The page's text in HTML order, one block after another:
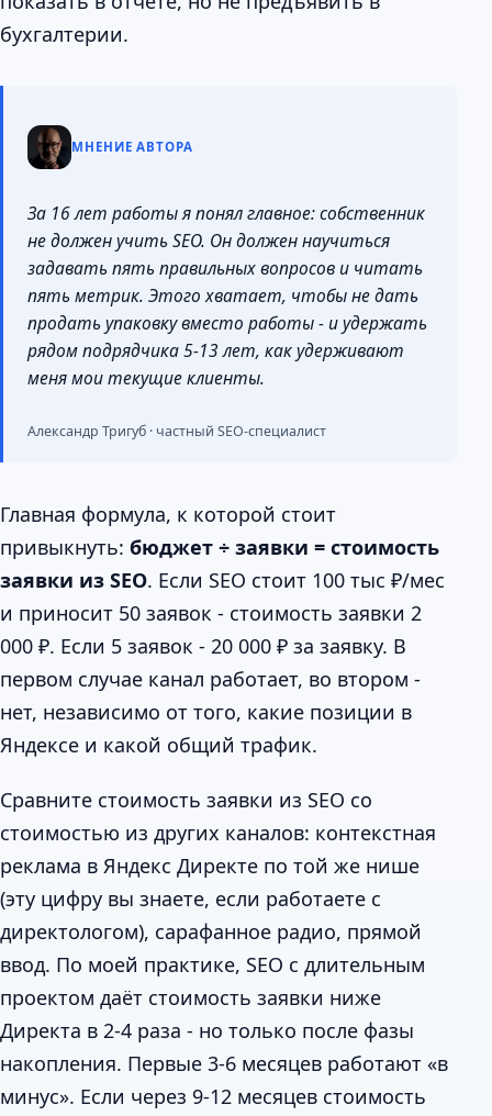
бухгалтерии.
МНЕНИЕ АВТОРА
За 16 лет работы я понял главное: собственник
не должен учить SEO. Он должен научиться
задавать пять правильных вопросов и читать
пять метрик. Этого хватает, чтобы не дать
продать упаковку вместо работы - и удержать
рядом подрядчика 5-13 лет, как удерживают
меня мои текущие клиенты.
Александр Тригуб · частный SEO-специалист
Главная формула, к которой стоит
привыкнуть: бюджет ÷ заявки = стоимость
заявки из SEO. Если SEO стоит 100 тыс ₽/мес
и приносит 50 заявок - стоимость заявки 2
000 ₽. Если 5 заявок - 20 000 ₽ за заявку. В
первом случае канал работает, во втором -
нет, независимо от того, какие позиции в
Яндексе и какой общий трафик.
Сравните стоимость заявки из SEO со
стоимостью из других каналов: контекстная
реклама в Яндекс Директе по той же нише
(эту цифру вы знаете, если работаете с
директологом), сарафанное радио, прямой
ввод. По моей практике, SEO с длительным
проектом даёт стоимость заявки ниже
Директа в 2-4 раза - но только после фазы
накопления. Первые 3-6 месяцев работают «в
минус». Если через 9-12 месяцев стоимость